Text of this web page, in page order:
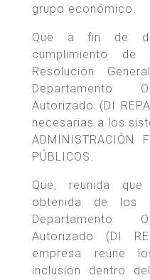
grupo económico.
Que a fin de
cumplimiento
Resolución
Departamento
Autorizado (DI
necesarias a los
ADMINISTRACIÓN
PÚBLICOS.
Que, reunida
obtenida de los
Departamento
Autorizado (DI
empresa reúne
inclusión dentro